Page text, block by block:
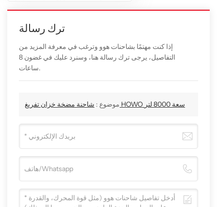
ترك رسالة
إذا كنت مهتمًا بشاحنات هوو وترغب في معرفة المزيد من
التفاصيل، يرجى ترك رسالة هنا، وسنرد عليك في غضون 8
ساعات.
موضوع : شاحنة مضخة خزان تفريغ HOWO سعة 8000 لتر